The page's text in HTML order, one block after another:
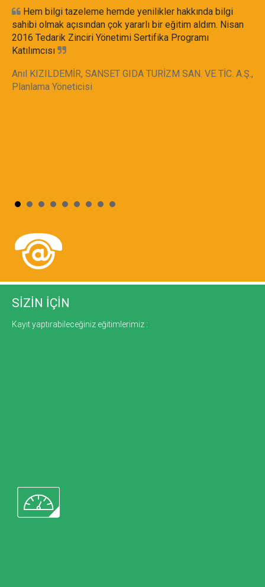
Hem bilgi tazeleme hemde yenilikler hakkında bilgi
sahibi olmak açısından çok yararlı bir eğitim aldım. Nisan
2016 Tedarik Zinciri Yönetimi Sertifika Programı
Katılımcısı
Anıl KIZILDEMİR, SANSET GIDA TURİZM SAN. VE TİC. A.Ş.,
Planlama Yöneticisi
SİZİN İÇİN
Kayıt yaptırabileceğiniz eğitimlerimiz :